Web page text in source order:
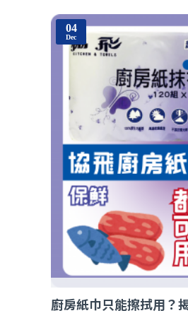
04
Dec